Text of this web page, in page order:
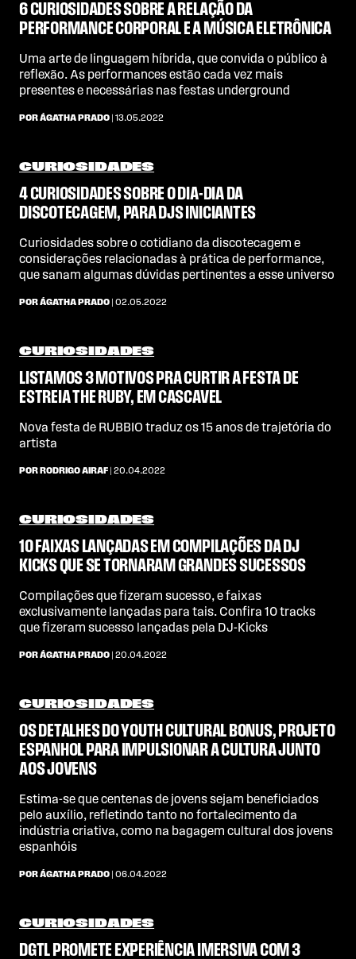
6 CURIOSIDADES SOBRE A RELAÇÃO DA
PERFORMANCE CORPORAL E A MÚSICA ELETRÔNICA
Uma arte de linguagem híbrida, que convida o público à
reflexão. As performances estão cada vez mais
presentes e necessárias nas festas underground
POR ÁGATHA PRADO | 13.05.2022
CURIOSIDADES
4 CURIOSIDADES SOBRE O DIA-DIA DA
DISCOTECAGEM, PARA DJS INICIANTES
Curiosidades sobre o cotidiano da discotecagem e
considerações relacionadas à prática de performance,
que sanam algumas dúvidas pertinentes a esse universo
POR ÁGATHA PRADO | 02.05.2022
CURIOSIDADES
LISTAMOS 3 MOTIVOS PRA CURTIR A FESTA DE
ESTREIA THE RUBY, EM CASCAVEL
Nova festa de RUBBIO traduz os 15 anos de trajetória do
artista
POR RODRIGO AIRAF | 20.04.2022
CURIOSIDADES
10 FAIXAS LANÇADAS EM COMPILAÇÕES DA DJ
KICKS QUE SE TORNARAM GRANDES SUCESSOS
Compilações que fizeram sucesso, e faixas
exclusivamente lançadas para tais. Confira 10 tracks
que fizeram sucesso lançadas pela DJ-Kicks
POR ÁGATHA PRADO | 20.04.2022
CURIOSIDADES
OS DETALHES DO YOUTH CULTURAL BONUS, PROJETO
ESPANHOL PARA IMPULSIONAR A CULTURA JUNTO
AOS JOVENS
Estima-se que centenas de jovens sejam beneficiados
pelo auxílio, refletindo tanto no fortalecimento da
indústria criativa, como na bagagem cultural dos jovens
espanhóis
POR ÁGATHA PRADO | 06.04.2022
CURIOSIDADES
DGTL PROMETE EXPERIÊNCIA IMERSIVA COM 3